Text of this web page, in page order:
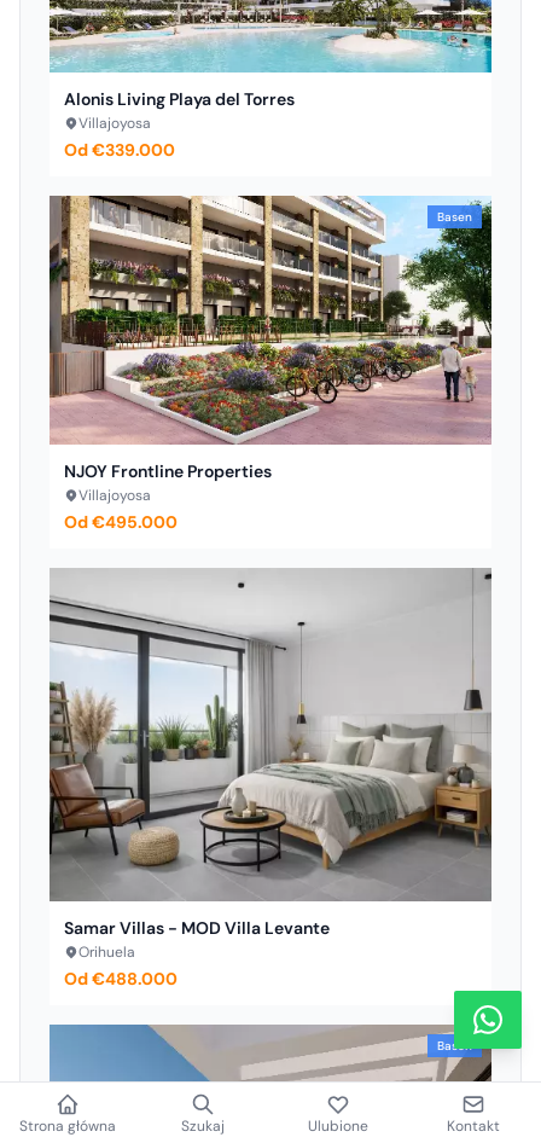
Alonis Living Playa del Torres
Villajoyosa
Od €339.000
Basen
NJOY Frontline Properties
Villajoyosa
Od €495.000
Samar Villas - MOD Villa Levante
Orihuela
Od €488.000
Basen
Strona główna Szukaj Ulubione Kontakt